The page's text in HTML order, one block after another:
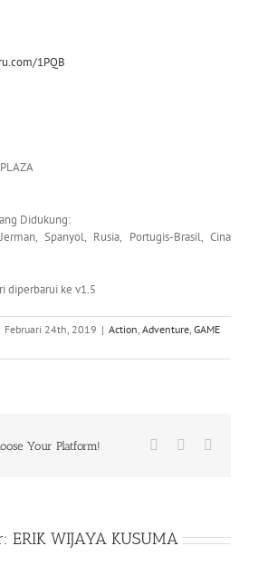
1PQB
Didukung:
Spanyol, Rusia, Portugis-Brasil, Cina
diperbarui ke v1.5
Februari 24th, 2019 | Action, Adventure, GAME
Your Platform! Facebook
ERIK WIJAYA KUSUMA